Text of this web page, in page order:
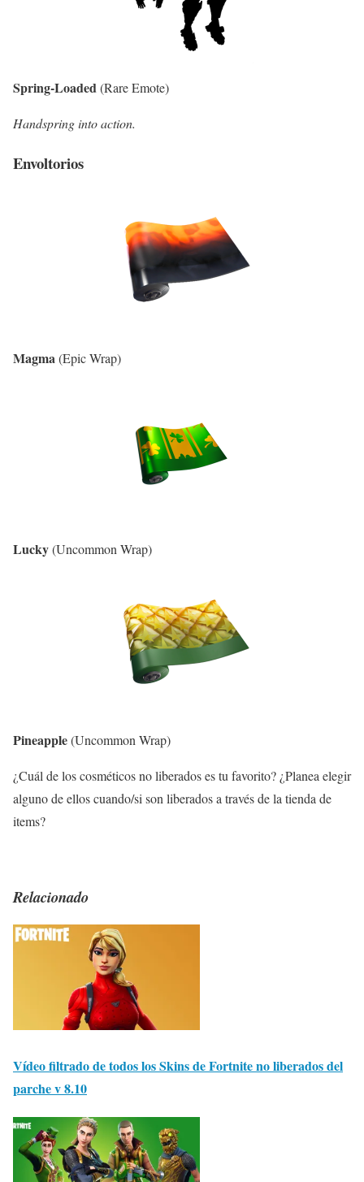
Spring-Loaded(Rare Emote)
Handspring into action.
Envoltorios
Magma(Epic Wrap)
Lucky(Uncommon Wrap)
Pineapple(Uncommon Wrap)
¿Cuál de los cosméticos no liberados es tu favorito? ¿Planea elegir
alguno de ellos cuando/si son liberados a través de la tienda de
items?
Relacionado
Vídeo filtrado de todos los Skins de Fortnite no liberados del
parche v 8.10